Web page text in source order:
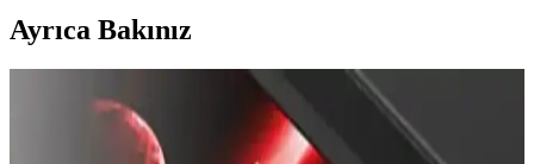
Ayrıca Bakınız
Prolysus Samsung Galaxy M31 Kapaklı Standlı
Cüzdan Kılıfı İncelemesi ve Kullanıcı Yorumları